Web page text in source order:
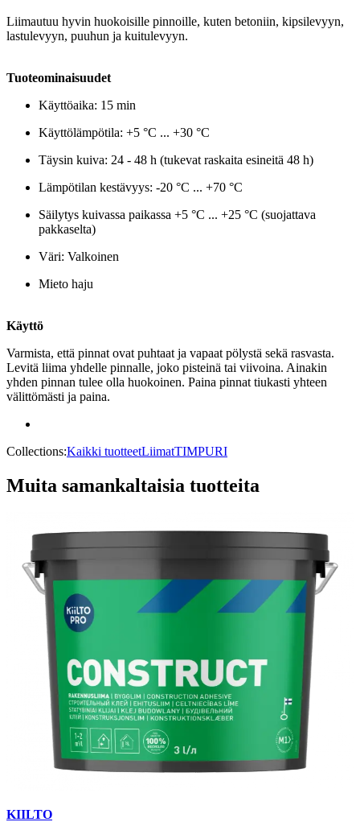
Liimautuu hyvin huokoisille pinnoille, kuten betoniin, kipsilevyyn,
lastulevyyn, puuhun ja kuitulevyyn.
Tuoteominaisuudet
Käyttöaika: 15 min
Käyttölämpötila: +5 °C ... +30 °C
Täysin kuiva: 24 - 48 h (tukevat raskaita esineitä 48 h)
Lämpötilan kestävyys: -20 °C ... +70 °C
Säilytys kuivassa paikassa +5 °C ... +25 °C (suojattava
pakkaselta)
Väri: Valkoinen
Mieto haju
Käyttö
Varmista, että pinnat ovat puhtaat ja vapaat pölystä sekä rasvasta.
Levitä liima yhdelle pinnalle, joko pisteinä tai viivoina. Ainakin
yhden pinnan tulee olla huokoinen. Paina pinnat tiukasti yhteen
välittömästi ja paina.
Collections:Kaikki tuotteetLiimatTIMPURI
Muita samankaltaisia tuotteita
KIILTO